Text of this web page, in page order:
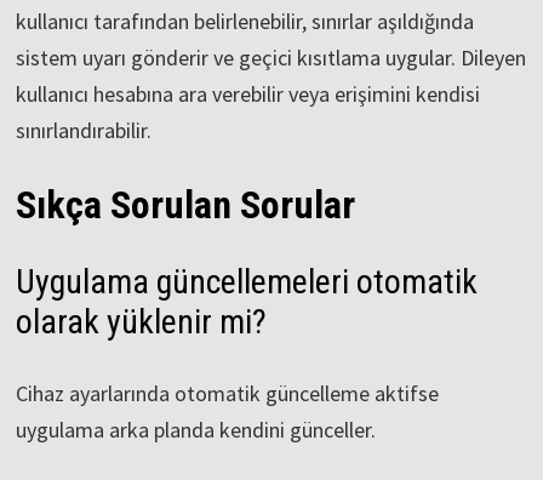
kullanıcı tarafından belirlenebilir, sınırlar aşıldığında
sistem uyarı gönderir ve geçici kısıtlama uygular. Dileyen
kullanıcı hesabına ara verebilir veya erişimini kendisi
sınırlandırabilir.
Sıkça Sorulan Sorular
Uygulama güncellemeleri otomatik
olarak yüklenir mi?
Cihaz ayarlarında otomatik güncelleme aktifse
uygulama arka planda kendini günceller.